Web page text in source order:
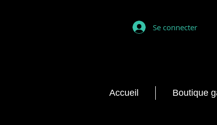
Se connecter
Accueil Boutique